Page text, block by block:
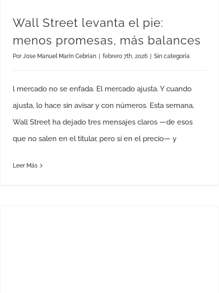
Wall Street levanta el pie:
menos promesas, más balances
PorJose Manuel Marín Cebrían febrero 7th, 2026 Sin categoría
l mercado no se enfada. El mercado ajusta. Y cuando
ajusta, lo hace sin avisar y con números. Esta semana,
Wall Street ha dejado tres mensajes claros —de esos
que no salen en el titular, pero sí en el precio— y
Leer Más